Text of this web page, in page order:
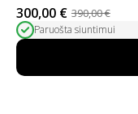
390,00€
Pradinė
kaina
buvo:
390,00 €.
300,00 €
Dabartinė
kaina
yra:
300,00 €.
Paruošta siuntimui